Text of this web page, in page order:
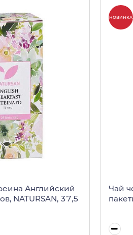
Английский
NATURSAN, 37,5
НОВИНКА
Чай